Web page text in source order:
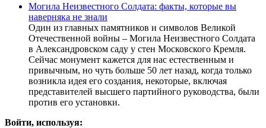
Могила Неизвестного Солдата: факты, которые вы
наверняка не знали
Один из главных памятников и символов Великой
Отечественной войны – Могила Неизвестного Солдата
в Александровском саду у стен Московского Кремля.
Сейчас монумент кажется для нас естественным и
привычным, но чуть больше 50 лет назад, когда только
возникла идея его создания, некоторые, включая
представителей высшего партийного руководства, были
против его установки.
Войти, используя: